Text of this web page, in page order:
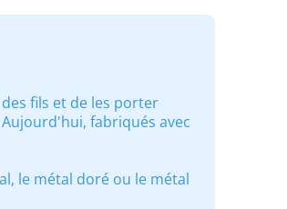
fils et de les porter
fabriqués avec
le métal doré ou le métal